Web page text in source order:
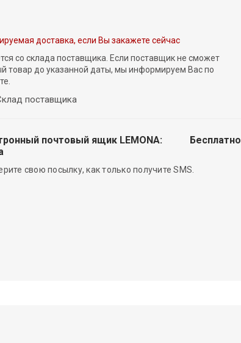
доставка, если Вы закажете сейчас
со склада поставщика. Если поставщик не сможет
товар до указанной даты, мы информируем Вас по
поставщика
почтовый ящик LEMONA:
Бесплатно
свою посылку, как только получите SMS.